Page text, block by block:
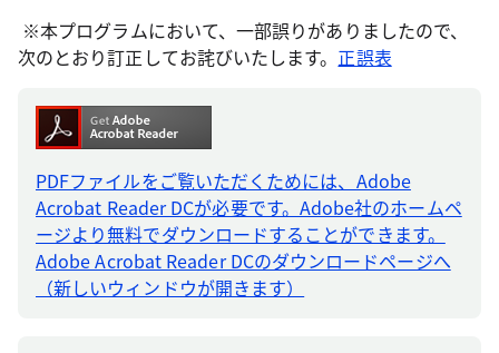
※本プログラムにおいて、一部誤りがありましたので、
次のとおり訂正してお詫びいたします。 正誤表
PDFファイルをご覧いただくためには、Adobe
Acrobat Reader DCが必要です。Adobe社のホームペ
ージより無料でダウンロードすることができます。
Adobe Acrobat Reader DCのダウンロードページへ
（新しいウィンドウが開きます）